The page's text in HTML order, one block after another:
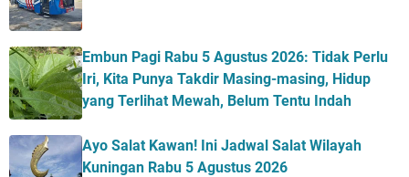
Embun Pagi Rabu 5 Agustus 2026: Tidak Perlu
Iri, Kita Punya Takdir Masing-masing, Hidup
yang Terlihat Mewah, Belum Tentu Indah
Ayo Salat Kawan! Ini Jadwal Salat Wilayah
Kuningan Rabu 5 Agustus 2026